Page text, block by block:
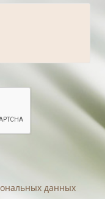
данных